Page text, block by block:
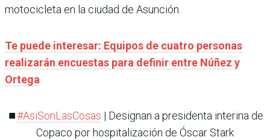
motocicleta en la ciudad de Asunción.
Te puede interesar: Equipos de cuatro personas
realizarán encuestas para definir entre Núñez y
Ortega
⏹️#AsiSonLasCosas | Designan a presidenta interina de
Copaco por hospitalización de Óscar Stark